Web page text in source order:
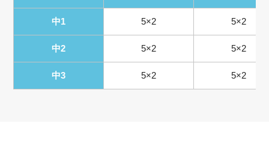
中1 5×2 5×2
中2 5×2 5×2
中3 5×2 5×2